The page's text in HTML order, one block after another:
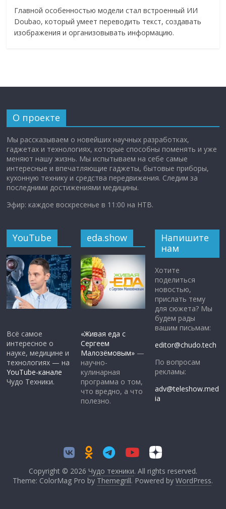
Главной особенностью модели стал встроенный ИИ
Doubao, который умеет переводить текст, создавать
изображения и организовывать информацию.
О проекте
Мы рассказываем о новейших научных разработках,
гаджетах и технологиях, которые способны поменять и уже
меняют нашу жизнь. Мы испытываем на себе самые
интересные и впечатляющие гаджеты, бытовые приборы,
кухонную технику и средства передвижения. Следим за
последними достижениями медицины.
Эфир: каждое воскресенье в 11:00 на НТВ.
YouTube
Всё самое
интересное о
науке, медицине и
технологиях — на
YouTube-канале
Чудо Техники.
eda.show
«Живая еда с
Сергеем
Малозёмовым» —
научно-
кулинарная
программа о том,
что вредно, а что
полезно.
Напишите
нам
Хотите
поделиться
новостью,
прислать тему
для сюжета? Мы
будем рады
вашим письмам:
editor@chudo.tech
По вопросам
рекламы:
adv@teleshow.med
ia
Copyright © 2026 Чудо техники. All rights reserved.
Theme: ColorMag Pro by Themegrill. Powered byWordPress.